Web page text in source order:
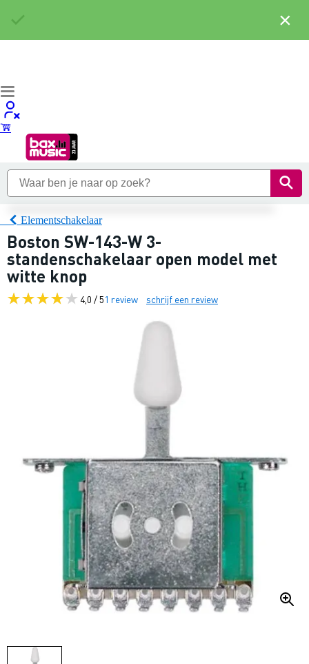
Elementschakelaar
Boston SW-143-W 3-
standenschakelaar open model met
witte knop
4,0 / 51 review schrijf een review
×